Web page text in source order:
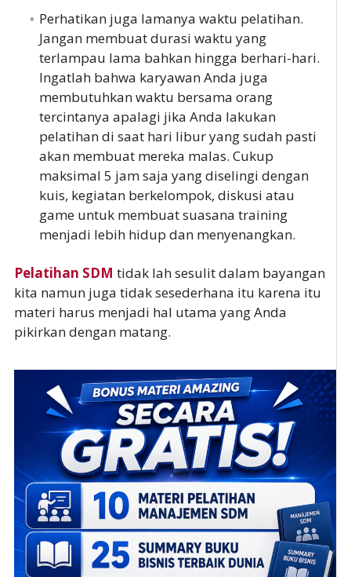
Perhatikan juga lamanya waktu pelatihan.
Jangan membuat durasi waktu yang
terlampau lama bahkan hingga berhari-hari.
Ingatlah bahwa karyawan Anda juga
membutuhkan waktu bersama orang
tercintanya apalagi jika Anda lakukan
pelatihan di saat hari libur yang sudah pasti
akan membuat mereka malas. Cukup
maksimal 5 jam saja yang diselingi dengan
kuis, kegiatan berkelompok, diskusi atau
game untuk membuat suasana training
menjadi lebih hidup dan menyenangkan.
Pelatihan SDM tidak lah sesulit dalam bayangan
kita namun juga tidak sesederhana itu karena itu
materi harus menjadi hal utama yang Anda
pikirkan dengan matang.